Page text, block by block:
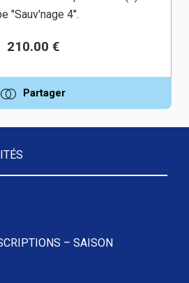
"Sauv'nage 4".
210.00 €
Partager
– SAISON